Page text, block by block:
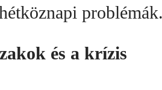
és a krízis